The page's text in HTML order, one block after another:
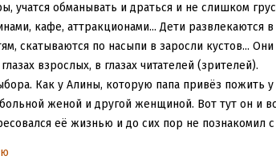
учатся обманывать и драться и не слишком
кафе, аттракционами... Дети развлекаются
скатываются по насыпи в заросли кустов...
взрослых, в глазах читателей (зрителей).
Как у Алины, которую папа привёз пожить
женой и другой женщиной. Вот тут он и
её жизнью и до сих пор не познакомил